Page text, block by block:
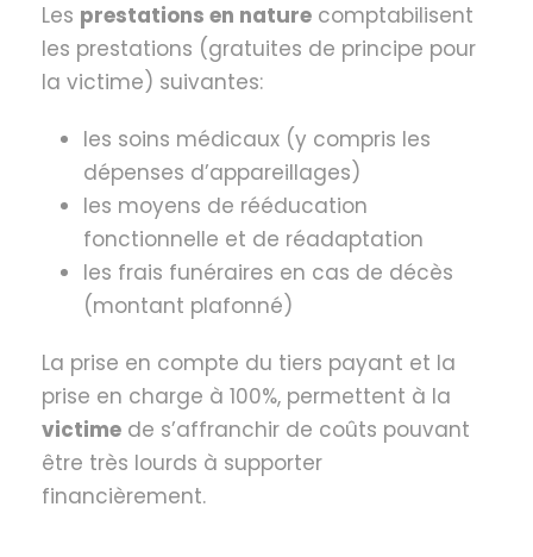
Les prestations en nature comptabilisent
les prestations (gratuites de principe pour
la victime) suivantes:
les soins médicaux (y compris les
dépenses d’appareillages)
les moyens de rééducation
fonctionnelle et de réadaptation
les frais funéraires en cas de décès
(montant plafonné)
La prise en compte du tiers payant et la
prise en charge à 100%, permettent à la
victime de s’affranchir de coûts pouvant
être très lourds à supporter
financièrement.